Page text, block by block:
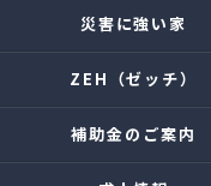
災害に強い家
ZEH（ゼッチ）
補助金のご案内